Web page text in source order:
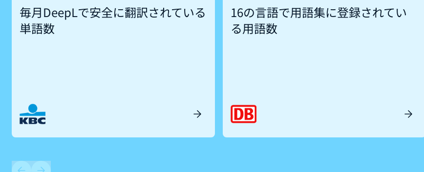
毎月DeepLで安全に翻訳されている
単語数
16の言語で用語集に登録されてい
る用語数